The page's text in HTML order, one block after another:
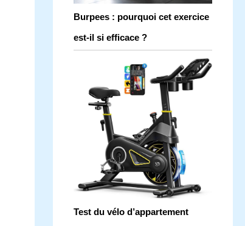
Burpees : pourquoi cet exercice
est-il si efficace ?
Test du vélo d’appartement